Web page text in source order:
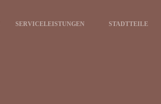
SERVICELEISTUNGEN STADTTEILE